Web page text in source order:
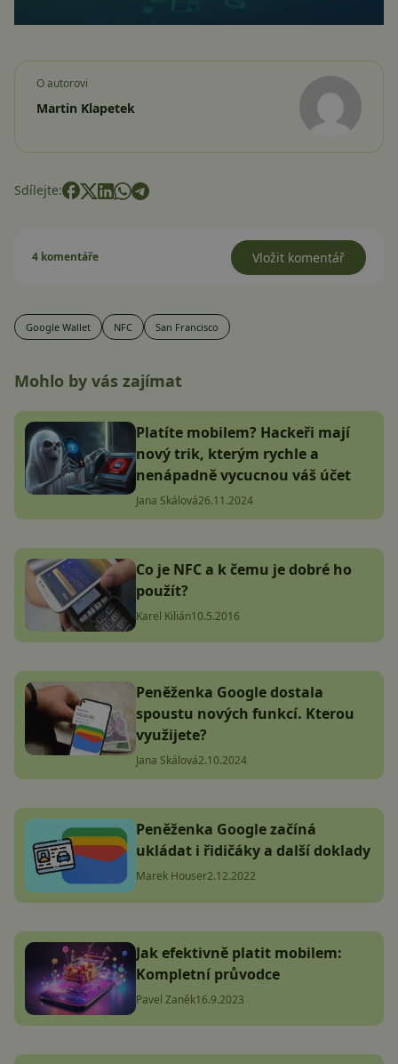
O autorovi
Martin Klapetek
Sdílejte:
4 komentáře Vložit komentář
Google Wallet NFC San Francisco
Mohlo by vás zajímat
Platíte mobilem? Hackeři mají
nový trik, kterým rychle a
nenápadně vycucnou váš účet
Jana Skálová26.11.2024
Co je NFC a k čemu je dobré ho
použít?
Karel Kilián10.5.2016
Peněženka Google dostala
spoustu nových funkcí. Kterou
využijete?
Jana Skálová2.10.2024
Peněženka Google začíná
ukládat i řidičáky a další doklady
Marek Houser2.12.2022
Jak efektivně platit mobilem:
Kompletní průvodce
Pavel Zaněk16.9.2023